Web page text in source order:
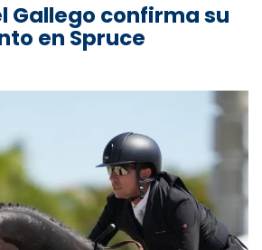
Gallego confirma su
en Spruce